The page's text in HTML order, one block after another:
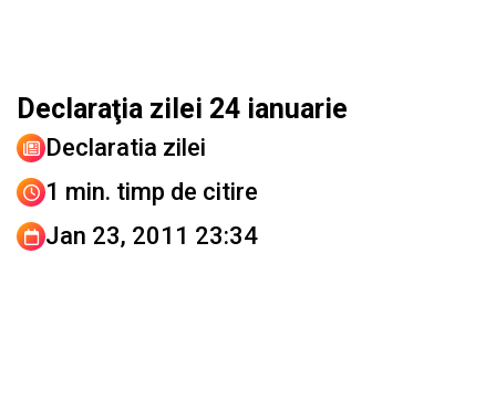
Declaraţia zilei 24 ianuarie
Declaratia zilei
1 min. timp de citire
Jan 23, 2011 23:34